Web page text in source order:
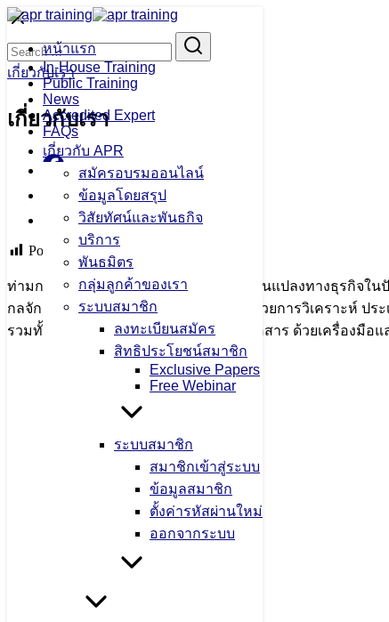
Skip
contentหน้าแรก
In-House Training
Public Training
News
Accredited Expert
FAQs
เกี่ยวกับ APR
สมัครอบรมออนไลน์
ข้อมูลโดยสรุป
วิสัยทัศน์และพันธกิจ
บริการ
พันธมิตร
กลุ่มลูกค้าของเรา
ระบบสมาชิก
ลงทะเบียนสมัคร
สิทธิประโยชน์สมาชิก
Exclusive Papers
Free Webinar
ระบบสมาชิก
สมาชิกเข้าสู่ระบบ
ข้อมูลสมาชิก
ตั้งค่ารหัสผ่านใหม่
ออกจากระบบ
for:
เกี่ยวกับเรา
เกี่ยวกับเรา
Facebook
Twitter
Line
Post Views: 539
ท่ามกลางกระแสการแข่งขันและการเปลี่ยนแปลงทางธุรกิจใน
กลจักรสำคัญ คือ การสื่อสารเชิงกลยุทธ์ ด้วยการวิเคราะห์ ป
รวมทั้งกำหนดนโยบายและวางแผนการสื่อสาร ด้วยเครื่องมือ